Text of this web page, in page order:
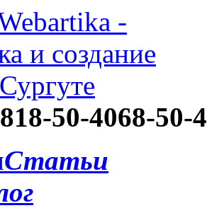
818-50-4068-50-
Статьи